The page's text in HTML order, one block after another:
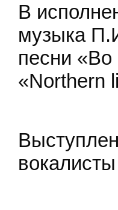
В
музыка
песни «Во
«Northern